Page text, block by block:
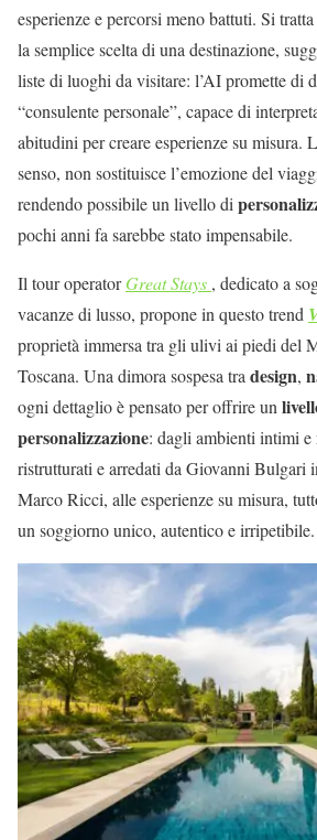
esperienze e percorsi meno battuti. Si
la semplice scelta di una destinazione,
liste di luoghi da visitare: l’AI promette di
“consulente personale”, capace di
abitudini per creare esperienze su misura.
senso, non sostituisce l’emozione del
rendendo possibile un livello di
pochi anni fa sarebbe stato impensabile.
Il tour operatorGreat Stays , dedicato a
vacanze di lusso, propone in questo trend
proprietà immersa tra gli ulivi ai piedi del
Toscana. Una dimora sospesa tra design,
ogni dettaglio è pensato per offrire un
personalizzazione: dagli ambienti intimi e
ristrutturati e arredati da Giovanni Bulgari
Marco Ricci, alle esperienze su misura,
un soggiorno unico, autentico e irripetibile.